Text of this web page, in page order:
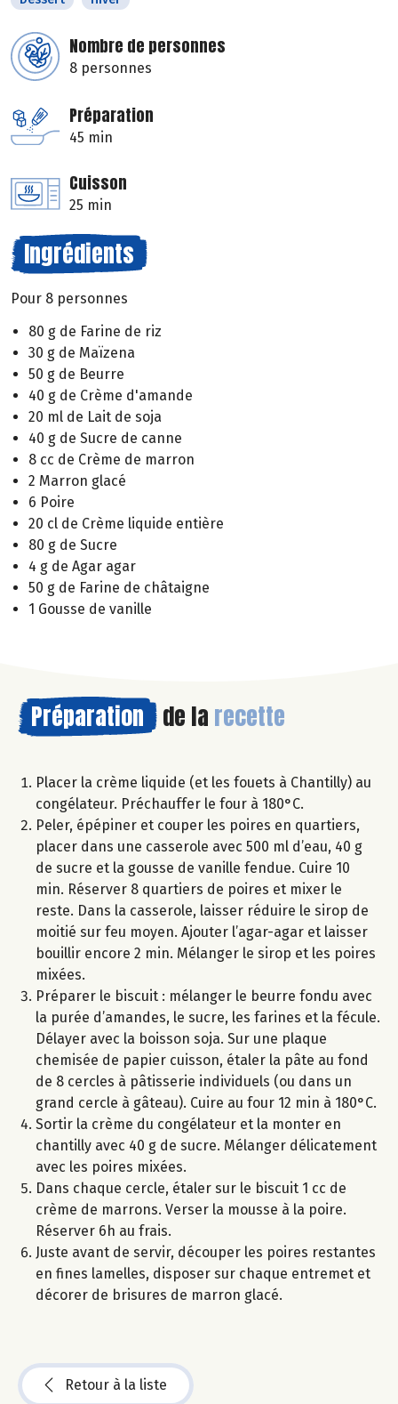
Nombre de personnes
8 personnes
Préparation
45 min
Cuisson
25 min
Ingrédients
Pour 8 personnes
80 g de Farine de riz
30 g de Maïzena
50 g de Beurre
40 g de Crème d'amande
20 ml de Lait de soja
40 g de Sucre de canne
8 cc de Crème de marron
2 Marron glacé
6 Poire
20 cl de Crème liquide entière
80 g de Sucre
4 g de Agar agar
50 g de Farine de châtaigne
1 Gousse de vanille
Préparation de la recette
Placer la crème liquide (et les fouets à Chantilly) au
congélateur. Préchauffer le four à 180°C.
Peler, épépiner et couper les poires en quartiers,
placer dans une casserole avec 500 ml d’eau, 40 g
de sucre et la gousse de vanille fendue. Cuire 10
min. Réserver 8 quartiers de poires et mixer le
reste. Dans la casserole, laisser réduire le sirop de
moitié sur feu moyen. Ajouter l’agar-agar et laisser
bouillir encore 2 min. Mélanger le sirop et les poires
mixées.
Préparer le biscuit : mélanger le beurre fondu avec
la purée d’amandes, le sucre, les farines et la fécule.
Délayer avec la boisson soja. Sur une plaque
chemisée de papier cuisson, étaler la pâte au fond
de 8 cercles à pâtisserie individuels (ou dans un
grand cercle à gâteau). Cuire au four 12 min à 180°C.
Sortir la crème du congélateur et la monter en
chantilly avec 40 g de sucre. Mélanger délicatement
avec les poires mixées.
Dans chaque cercle, étaler sur le biscuit 1 cc de
crème de marrons. Verser la mousse à la poire.
Réserver 6h au frais.
Juste avant de servir, découper les poires restantes
en fines lamelles, disposer sur chaque entremet et
décorer de brisures de marron glacé.
Retour à la liste